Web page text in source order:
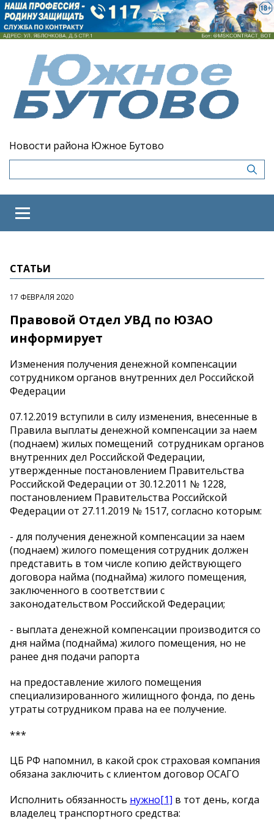
Новости района Южное Бутово
СТАТЬИ
17 ФЕВРАЛЯ 2020
Правовой Отдел УВД по ЮЗАО
информирует
Изменения получения денежной компенсации
сотрудником органов внутренних дел Российской
Федерации
07.12.2019 вступили в силу изменения, внесенные в
Правила выплаты денежной компенсации за наем
(поднаем) жилых помещений сотрудникам органов
внутренних дел Российской Федерации,
утвержденные постановлением Правительства
Российской Федерации от 30.12.2011 № 1228,
постановлением Правительства Российской
Федерации от 27.11.2019 № 1517, согласно которым:
- для получения денежной компенсации за наем
(поднаем) жилого помещения сотрудник должен
представить в том числе копию действующего
договора найма (поднайма) жилого помещения,
заключенного в соответствии с
законодательством Российской Федерации;
- выплата денежной компенсации производится со
дня найма (поднайма) жилого помещения, но не
ранее дня подачи рапорта
на предоставление жилого помещения
специализированного жилищного фонда, по день
утраты сотрудником права на ее получение.
***
ЦБ РФ напомнил, в какой срок страховая компания
обязана заключить с клиентом договор ОСАГО
Исполнить обязанность нужно[1] в тот день, когда
владелец транспортного средства: